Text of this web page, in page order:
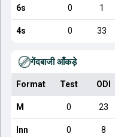
6s 0 1
4s 0 33
गेंदबाजी आँकड़े
Format Test ODI
M 0 23
Inn 0 8